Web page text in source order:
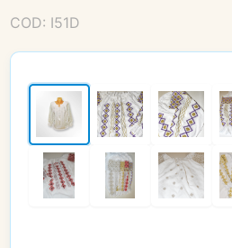
COD: I51D